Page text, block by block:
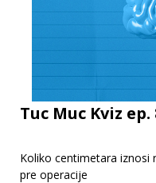
Tuc Muc Kviz ep.
Koliko centimetara iznosi
pre operacije